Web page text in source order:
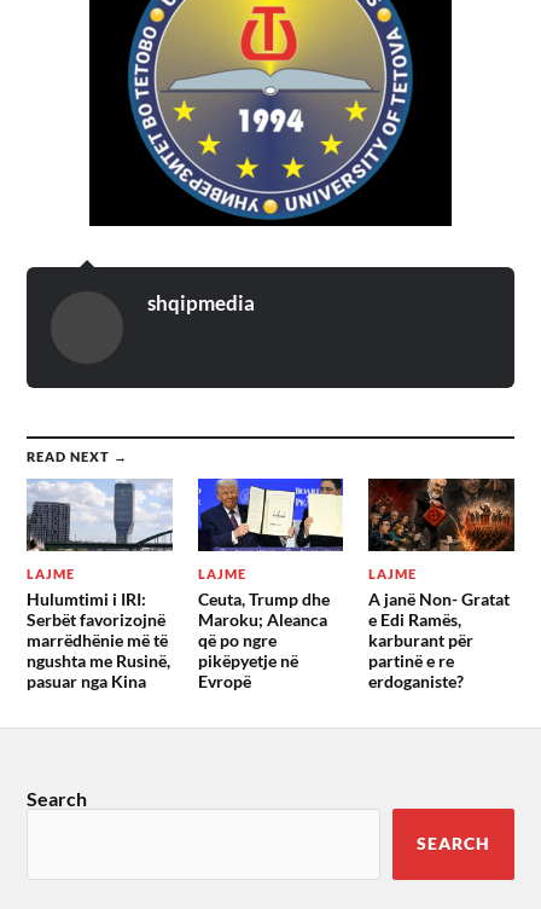
shqipmedia
READ NEXT →
LAJME
Hulumtimi i IRI:
Serbët favorizojnë
marrëdhënie më të
ngushta me Rusinë,
pasuar nga Kina
LAJME
Ceuta, Trump dhe
Maroku; Aleanca
që po ngre
pikëpyetje në
Evropë
LAJME
A janë Non- Gratat
e Edi Ramës,
karburant për
partinë e re
erdoganiste?
Search
SEARCH